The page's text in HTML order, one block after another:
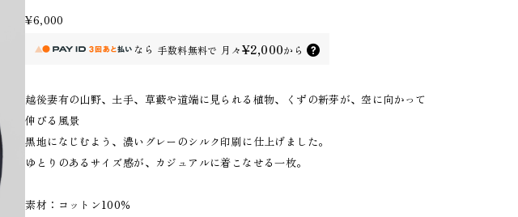
¥6,000
なら 手数料無料で 月々¥2,000から
越後妻有の山野、土手、草藪や道端に見られる植物、くずの新芽が、空に向かって
伸びる風景
黒地になじむよう、濃いグレーのシルク印刷に仕上げました。
ゆとりのあるサイズ感が、カジュアルに着こなせる一枚。
素材：コットン100％